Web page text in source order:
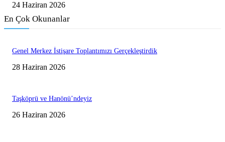
24 Haziran 2026
En Çok Okunanlar
Genel Merkez İstişare Toplantımızı Gerçekleştirdik
28 Haziran 2026
Taşköprü ve Hanönü’ndeyiz
26 Haziran 2026